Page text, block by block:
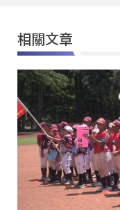
相關文章